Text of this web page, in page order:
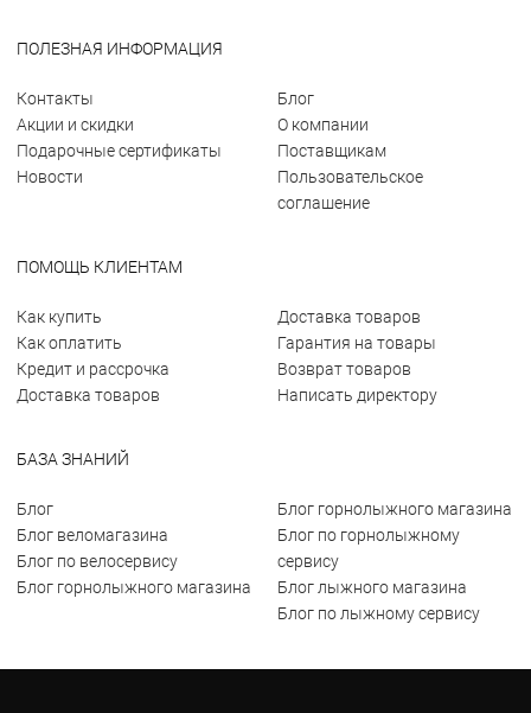
ПОЛЕЗНАЯ ИНФОРМАЦИЯ
Контакты
Акции и скидки
Подарочные сертификаты
Новости
Блог
О компании
Поставщикам
Пользовательское
соглашение
ПОМОЩЬ КЛИЕНТАМ
Как купить
Как оплатить
Кредит и рассрочка
Доставка товаров
Доставка товаров
Гарантия на товары
Возврат товаров
Написать директору
БАЗА ЗНАНИЙ
Блог
Блог веломагазина
Блог по велосервису
Блог горнолыжного магазина
Блог горнолыжного магазина
Блог по горнолыжному
сервису
Блог лыжного магазина
Блог по лыжному сервису